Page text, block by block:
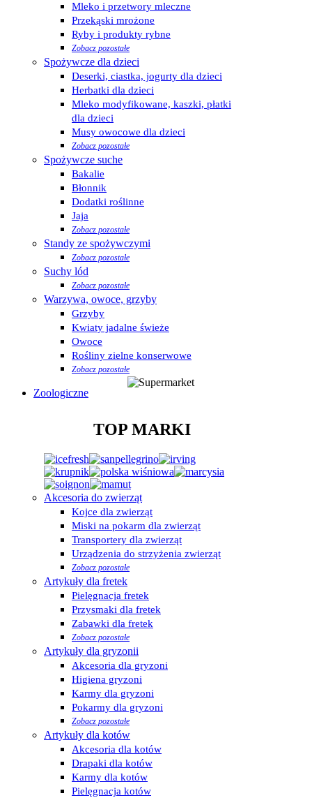
Mleko i przetwory mleczne
Przekąski mrożone
Ryby i produkty rybne
Zobacz pozostałe
Spożywcze dla dzieci
Deserki, ciastka, jogurty dla dzieci
Herbatki dla dzieci
Mleko modyfikowane, kaszki, płatki
dla dzieci
Musy owocowe dla dzieci
Zobacz pozostałe
Spożywcze suche
Bakalie
Błonnik
Dodatki roślinne
Jaja
Zobacz pozostałe
Standy ze spożywczymi
Zobacz pozostałe
Suchy lód
Zobacz pozostałe
Warzywa, owoce, grzyby
Grzyby
Kwiaty jadalne świeże
Owoce
Rośliny zielne konserwowe
Zobacz pozostałe
Zoologiczne
TOP MARKI
Akcesoria do zwierząt
Kojce dla zwierząt
Miski na pokarm dla zwierząt
Transportery dla zwierząt
Urządzenia do strzyżenia zwierząt
Zobacz pozostałe
Artykuły dla fretek
Pielęgnacja fretek
Przysmaki dla fretek
Zabawki dla fretek
Zobacz pozostałe
Artykuły dla gryzonii
Akcesoria dla gryzoni
Higiena gryzoni
Karmy dla gryzoni
Pokarmy dla gryzoni
Zobacz pozostałe
Artykuły dla kotów
Akcesoria dla kotów
Drapaki dla kotów
Karmy dla kotów
Pielęgnacja kotów